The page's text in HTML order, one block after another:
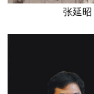
张延昭